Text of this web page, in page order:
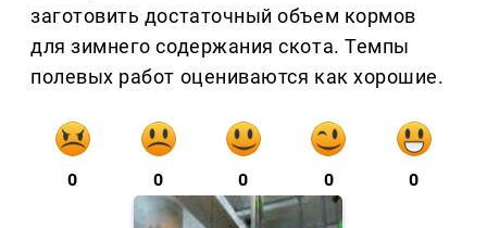
заготовить достаточный объем кормов
для зимнего содержания скота. Темпы
полевых работ оцениваются как хорошие.
0 0 0 0 0